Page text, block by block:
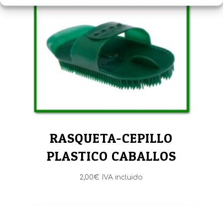
RASQUETA-CEPILLO
PLASTICO CABALLOS
2,00€ IVA incluido